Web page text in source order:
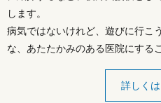
します。
病気ではないけれど、遊びに行こ
な、あたたかみのある医院にする
詳しく